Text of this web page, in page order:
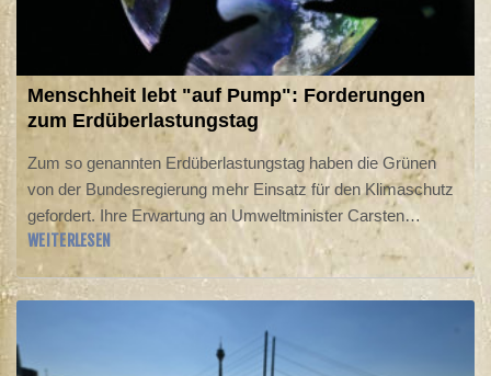
Menschheit lebt "auf Pump": Forderungen
zum Erdüberlastungstag
Zum so genannten Erdüberlastungstag haben die Grünen
von der Bundesregierung mehr Einsatz für den Klimaschutz
gefordert. Ihre Erwartung an Umweltminister Carsten
Schneider (SPD) sei "klar und eindeutig", sagte Grünen-Ko-
Fraktionschefin Britta Haßelmann der "Rheinischen Post"
vom Donnerstag: "Nehmt die Klimakrise endlich ernst und
Umgang mit natürlichen Ressourcen.
WEITERLESEN